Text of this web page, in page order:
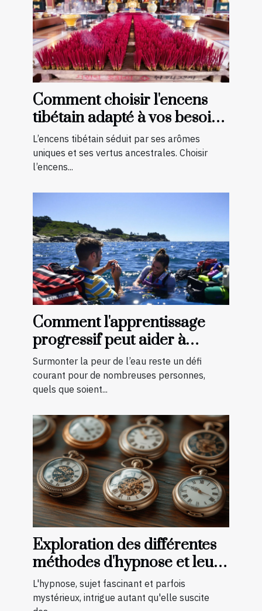
Comment choisir l'encens
tibétain adapté à vos besoins
spirituels ?
L’encens tibétain séduit par ses arômes
uniques et ses vertus ancestrales. Choisir
l’encens...
Comment l'apprentissage
progressif peut aider à
surmonter la peur de l'eau ?
Surmonter la peur de l’eau reste un défi
courant pour de nombreuses personnes,
quels que soient...
Exploration des différentes
méthodes d'hypnose et leur
efficacité
L'hypnose, sujet fascinant et parfois
mystérieux, intrigue autant qu'elle suscite